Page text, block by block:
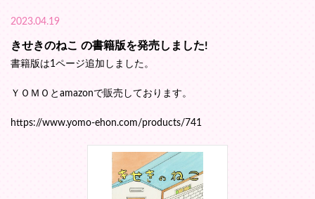
2023.04.19
きせきのねこ の書籍版を発売しました!
書籍版は1ページ追加しました。
ＹＯＭＯとamazonで販売しております。
https://www.yomo-ehon.com/products/741